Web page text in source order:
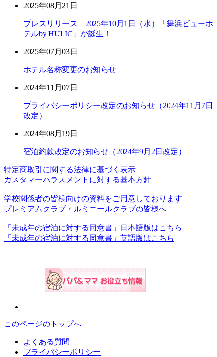
2025年08月21日
プレスリリース 2025年10月1日（水）「舞浜ビューホ
テルby HULIC」が誕生！
2025年07月03日
ホテル名称変更のお知らせ
2024年11月07日
プライバシーポリシー改定のお知らせ（2024年11月7日
改定）
2024年08月19日
宿泊約款改定のお知らせ（2024年9月2日改定）
特定商取引に関する法律に基づく表示
カスタマーハラスメントに対する基本方針
学校関係者の皆様向けの資料をご用意しております
プレミアムクラブ・ルミエールクラブの皆様へ
「未成年の宿泊に対する同意書」日本語版はこちら
「未成年の宿泊に対する同意書」英語版はこちら
このページのトップへ
よくある質問
プライバシーポリシー